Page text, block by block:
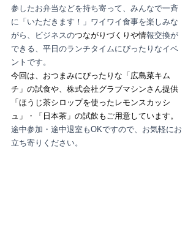
参したお弁当などを持ち寄って、みんなで一斉
に「いただきます！」ワイワイ食事を楽しみな
がら、ビジネスのつながりづくりや情報交換が
できる、平日のランチタイムにぴったりなイベ
ントです。
今回は、おつまみにぴったりな「広島菜キム
チ」の試食や、株式会社グラブマシンさん提供
「ほうじ茶シロップを使ったレモンスカッシ
ュ」・「日本茶」の試飲もご用意しています。
途中参加・途中退室もOKですので、お気軽にお
立ち寄りください。